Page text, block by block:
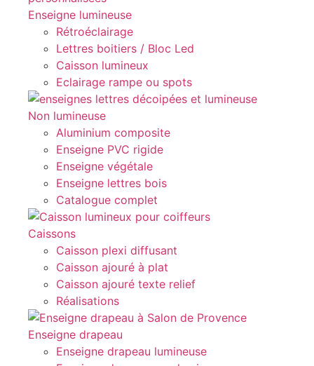
Enseigne lumineuse
Rétroéclairage
Lettres boitiers / Bloc Led
Caisson lumineux
Eclairage rampe ou spots
Non lumineuse
Aluminium composite
Enseigne PVC rigide
Enseigne végétale
Enseigne lettres bois
Catalogue complet
Caissons
Caisson plexi diffusant
Caisson ajouré à plat
Caisson ajouré texte relief
Réalisations
Enseigne drapeau
Enseigne drapeau lumineuse